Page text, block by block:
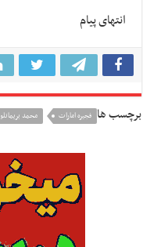
انتهای پیام
برچسب ها فجیره امارات محمد بریمانلو